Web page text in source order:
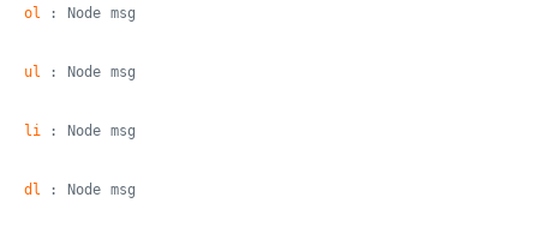
ol : Node msg
ul : Node msg
li : Node msg
dl : Node msg